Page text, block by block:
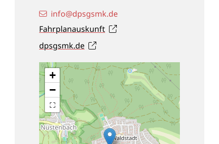
Fahrplanauskunft
info@dpsgsmk.de
dpsgsmk.de
+
−